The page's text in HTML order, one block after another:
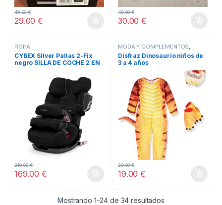
29.00€
45.00€
30.00€
49.00€
ROPA
CYBEX Silver Pallas 2-Fix
negro SILLA DE COCHE 2 EN
169.00€
219.00€
MODA Y COMPLEMENTOS,
TODOS
Disfraz Dinosaurio niños de
3 a 4 años
19.00€
29.00€
Mostrando 1–24 de 34 resultados